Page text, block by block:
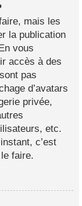
mais les
la publication
vous
accès à des
pas
d’avatars
privée,
etc.
c’est
faire.